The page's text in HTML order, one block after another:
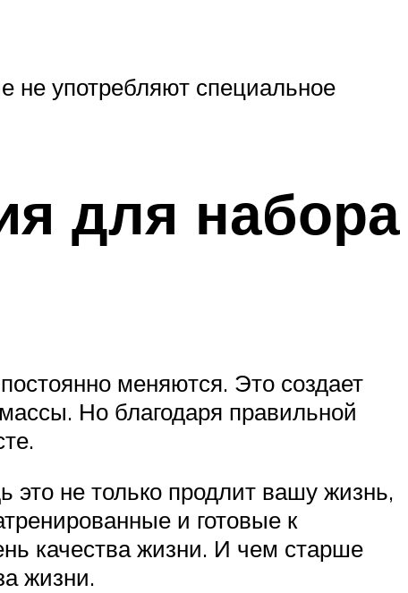
не употребляют специальное
для набора
меняются. Это создает
Но благодаря правильной
это не только продлит вашу жизнь,
и готовые к
качества жизни. И чем старше
жизни.